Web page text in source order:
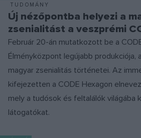
TUDOMÁNY
Új nézőpontba helyezi a
zsenialitást a veszprémi
Február 20-án mutatkozott be a
Élményközpont legújabb produkciója,
magyar zsenialitás történetei. Az
kifejezetten a CODE Hexagon
mely a tudósok és feltalálók világába
látogatókat.